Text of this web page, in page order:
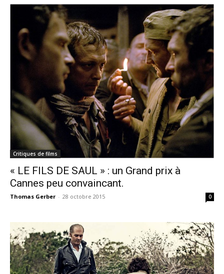
Critiques de films
« LE FILS DE SAUL » : un Grand prix à
Cannes peu convaincant.
Thomas Gerber - 28 octobre 2015 0